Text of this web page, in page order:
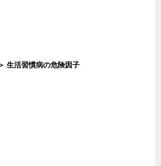
生活習慣病の危険因子